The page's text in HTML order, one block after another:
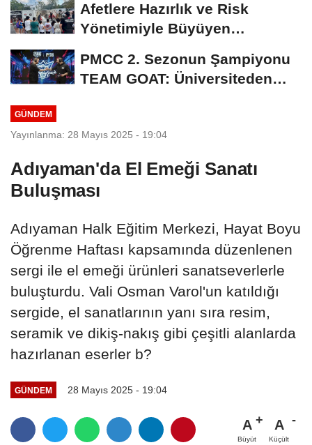
Afetlere Hazırlık ve Risk
Yönetimiyle Büyüyen
PMCC 2. Sezonun Şampiyonu
TEAM GOAT: Üniversiteden
GÜNDEM
Yayınlanma: 28 Mayıs 2025 - 19:04
Adıyaman'da El Emeği Sanatı
Buluşması
Adıyaman Halk Eğitim Merkezi, Hayat Boyu
Öğrenme Haftası kapsamında düzenlenen
sergi ile el emeği ürünleri sanatseverlerle
buluşturdu. Vali Osman Varol'un katıldığı
sergide, el sanatlarının yanı sıra resim,
seramik ve dikiş-nakış gibi çeşitli alanlarda
hazırlanan eserler b?
GÜNDEM 28 Mayıs 2025 - 19:04
A
Büyüt
A
Küçült